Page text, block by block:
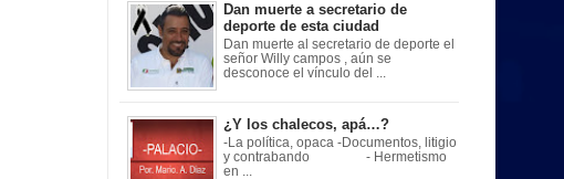
Dan muerte a secretario de
deporte de esta ciudad
Dan muerte al secretario de deporte el
señor Willy campos , aún se
desconoce el vínculo del ...
¿Y los chalecos, apá…?
-La política, opaca -Documentos, litigio
y contrabando - Hermetismo
en ...